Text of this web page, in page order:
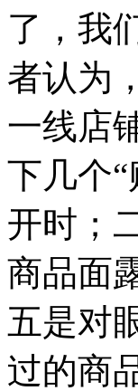
了，我
者认为
一线店
下几个
开时；
商品面
五是对
过的商